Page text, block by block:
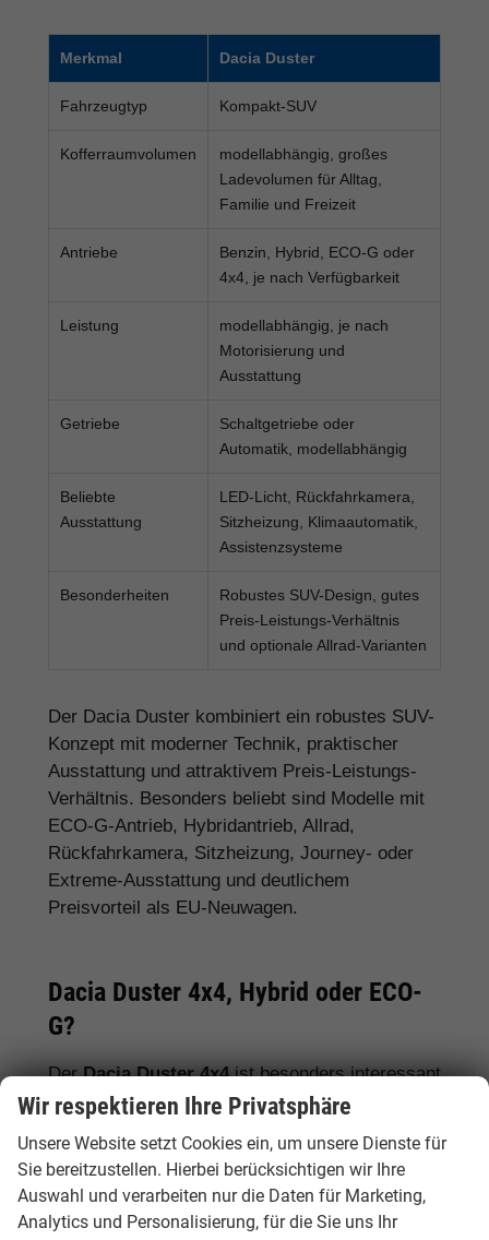
Merkmal Dacia Duster
Fahrzeugtyp Kompakt-SUV
Kofferraumvolumen
modellabhängig, großes
Ladevolumen für Alltag,
Familie und Freizeit
Antriebe
Benzin, Hybrid, ECO-G oder
4x4, je nach Verfügbarkeit
Leistung
modellabhängig, je nach
Motorisierung und
Ausstattung
Getriebe
Schaltgetriebe oder
Automatik, modellabhängig
Beliebte
Ausstattung
LED-Licht, Rückfahrkamera,
Sitzheizung, Klimaautomatik,
Assistenzsysteme
Besonderheiten
Robustes SUV-Design, gutes
Preis-Leistungs-Verhältnis
und optionale Allrad-Varianten
Der Dacia Duster kombiniert ein robustes SUV-
Konzept mit moderner Technik, praktischer
Ausstattung und attraktivem Preis-Leistungs-
Verhältnis. Besonders beliebt sind Modelle mit
ECO-G-Antrieb, Hybridantrieb, Allrad,
Rückfahrkamera, Sitzheizung, Journey- oder
Extreme-Ausstattung und deutlichem
Preisvorteil als EU-Neuwagen.
Dacia Duster 4x4, Hybrid oder ECO-
G?
DerDacia Duster 4x4ist besonders interessant
für Käufer, die mehr Traktion für Winter,
wünschen. DerDacia Duster Hybrideignet
sich für effizientes Fahren im Alltag, während
Wir respektieren Ihre Privatsphäre
Unsere Website setzt Cookies ein, um unsere Dienste für
Sie bereitzustellen. Hierbei berücksichtigen wir Ihre
Auswahl und verarbeiten nur die Daten für Marketing,
Analytics und Personalisierung, für die Sie uns Ihr